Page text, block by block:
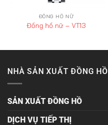
ĐỒNG HỒ NỮ
Đồng hồ nữ – VT13
NHÀ SẢN XUẤT ĐỒNG HỒ
SẢN XUẤT ĐỒNG HỒ
DỊCH VỤ TIẾP THỊ